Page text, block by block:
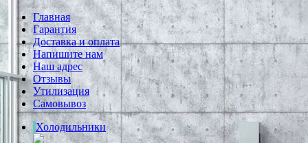
Главная
Гарантия
Доставка и оплата
Напишите нам
Наш адрес
Отзывы
Утилизация
Самовывоз
Холодильники